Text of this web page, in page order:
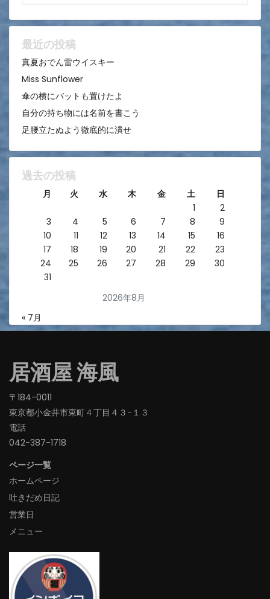
シ
ョ
ン
最近の投稿
真夏おでん雷ウイスキー
Miss Sunflower
傘の横にバットも置けたよ
自分の持ち物には名前を書こう
足腰立たぬよう徹底的に潰せ
過去の投稿
2026年8月
月 火 水 木 金 土
日
1
2
3
4 5 6 7 8
9
10
11 12 13 14 15
16
17
18 19 20 21 22
23
24
25 26 27 28 29
30
31
« 7月
居酒屋 海風
〒184-0011
東京都小金井市東町４丁目４３−１３
電話
042-387-1718‬
ページ一覧
ホームページ
吐きだめ日記
営業日
メニュー